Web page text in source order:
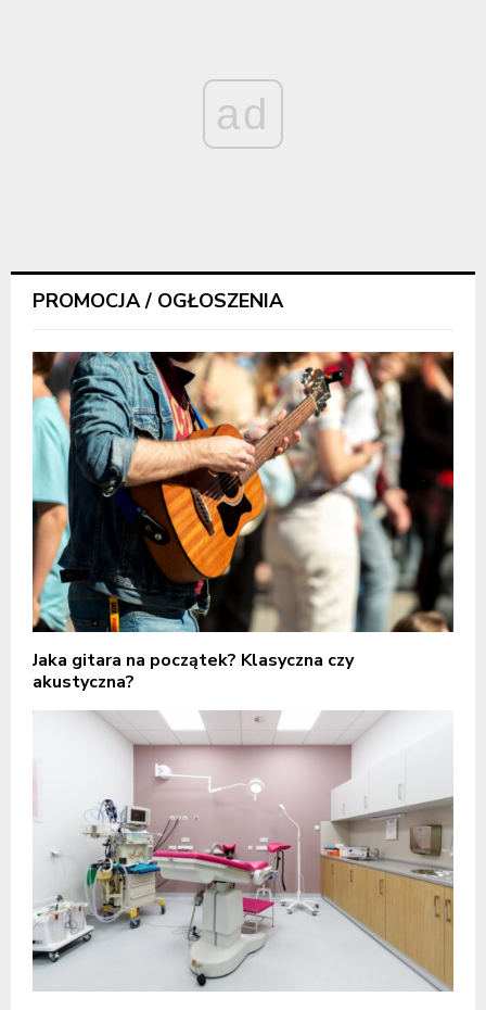
ad
PROMOCJA / OGŁOSZENIA
Jaka gitara na początek? Klasyczna czy
akustyczna?